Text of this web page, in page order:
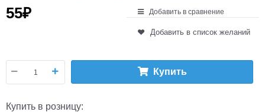
55₽ Добавить в сравнение
Добавить в список желаний
Купить
Купить в розницу: